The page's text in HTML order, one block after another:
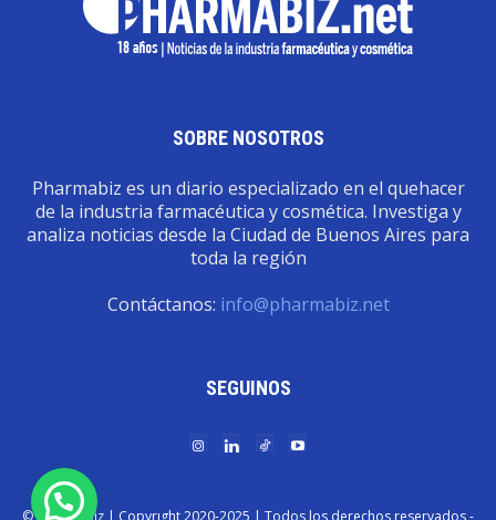
SOBRE NOSOTROS
Pharmabiz es un diario especializado en el quehacer
de la industria farmacéutica y cosmética. Investiga y
analiza noticias desde la Ciudad de Buenos Aires para
toda la región
Contáctanos: info@pharmabiz.net
SEGUINOS